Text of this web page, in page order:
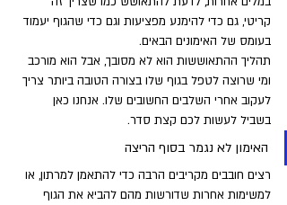
קריטי, גם כדי להימנע מפציעות וגם כדי שהגוף יעמוד
בעומס של האימונים הבאים.
תהליך ההתאוששות הוא לא מסובך, אבל הוא מורכב
ומי שרוצה לטפל בגוף שלו בצורה הטובה ביותר צריך
לעקוב אחרי השלבים החשובים שלו. אנחנו כאן
בשביל לעשות לכם קצת סדר.
האימון לא נגמר בסוף הריצה
רצים חובבים מקריבים הרבה כדי להתאמן למרתון, או
למשימות אחרות שדורשות מהם להביא את הגוף